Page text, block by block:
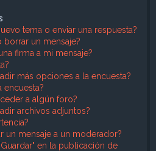
tema o enviar una respuesta?
un mensaje?
firma a mi mensaje?
más opciones a la encuesta?
a algún foro?
archivos adjuntos?
un mensaje a un moderador?
en la publicación de